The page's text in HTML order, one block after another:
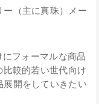
ー（主に真珠）メー
フォーマルな商品
較的若い世代向け
開をしていきたい